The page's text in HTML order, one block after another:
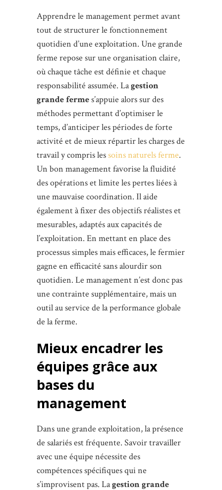
Apprendre le management permet avant
tout de structurer le fonctionnement
quotidien d’une exploitation. Une grande
ferme repose sur une organisation claire,
où chaque tâche est définie et chaque
responsabilité assumée. Lagestion
grande fermes’appuie alors sur des
méthodes permettant d’optimiser le
temps, d’anticiper les périodes de forte
activité et de mieux répartir les charges de
travail y compris lessoins naturels ferme.
Un bon management favorise la fluidité
des opérations et limite les pertes liées à
une mauvaise coordination. Il aide
également à fixer des objectifs réalistes et
mesurables, adaptés aux capacités de
l’exploitation. En mettant en place des
processus simples mais efficaces, le fermier
gagne en efficacité sans alourdir son
quotidien. Le management n’est donc pas
une contrainte supplémentaire, mais un
outil au service de la performance globale
de la ferme.
Mieux encadrer les
équipes grâce aux
bases du
management
Dans une grande exploitation, la présence
de salariés est fréquente. Savoir travailler
avec une équipe nécessite des
compétences spécifiques qui ne
s’improvisent pas. Lagestion grande